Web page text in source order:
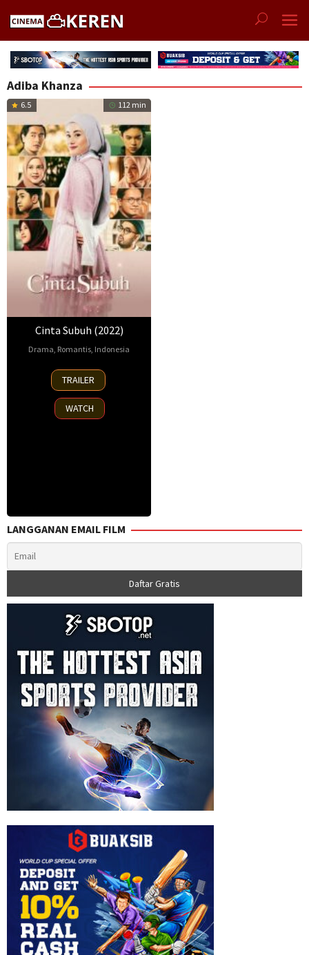
Adiba Khanza
6.5 112 min
Cinta Subuh (2022)
Drama Romantis Indonesia
19
May
2022
Indra
Gunawan
TRAILER
WATCH
LANGGANAN EMAIL FILM